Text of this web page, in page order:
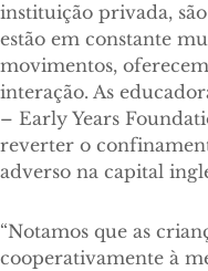
instituição privada,
estão em constante
movimentos,
interação. As
– Early Years
reverter o
adverso na capital
“Notamos que as
cooperativamente à